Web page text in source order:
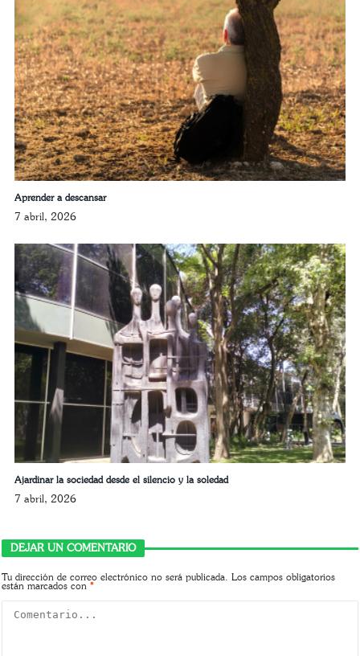
Aprender a descansar
7 abril, 2026
Ajardinar la sociedad desde el silencio y la soledad
7 abril, 2026
DEJAR UN COMENTARIO
Tu dirección de correo electrónico no será publicada.
Los campos obligatorios
están marcados con*